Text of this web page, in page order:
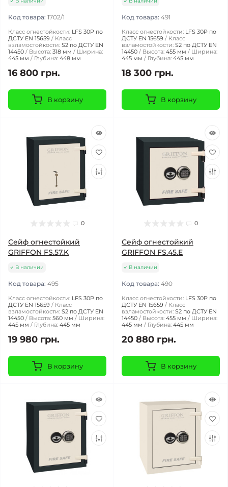
Код товара: 1702/1
Класс огнестойкости: LFS 30P по
ДСТУ EN 15659
Класс
взламостойкости: S2 по ДСТУ EN
14450
Высота: 318 мм
Ширина:
445 мм
Глубина: 448 мм
16 800 грн.
В корзину
Код товара: 491
Класс огнестойкости: LFS 30P по
ДСТУ EN 15659
Класс
взламостойкости: S2 по ДСТУ EN
14450
Высота: 455 мм
Ширина:
445 мм
Глубина: 445 мм
18 300 грн.
В корзину
0
Сейф огнестойкий
GRIFFON FS.57.K
В наличии
Код товара: 495
Класс огнестойкости: LFS 30P по
ДСТУ EN 15659
Класс
взламостойкости: S2 по ДСТУ EN
14450
Высота: 560 мм
Ширина:
445 мм
Глубина: 445 мм
19 980 грн.
В корзину
0
Сейф огнестойкий
GRIFFON FS.45.E
В наличии
Код товара: 490
Класс огнестойкости: LFS 30P по
ДСТУ EN 15659
Класс
взламостойкости: S2 по ДСТУ EN
14450
Высота: 455 мм
Ширина:
445 мм
Глубина: 445 мм
20 880 грн.
В корзину